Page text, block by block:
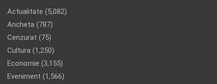
Actualitate (5,082)
Ancheta (787)
Cenzurat (75)
Cultura (1,250)
Economie (3,155)
Eveniment (1,566)